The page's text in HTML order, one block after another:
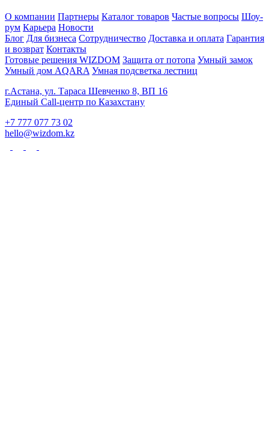
О компании Партнеры Каталог товаров Частые вопросы Шоу-
рум Карьера Новости
Блог Для бизнеса Сотрудничество Доставка и оплата Гарантия
и возврат Контакты
Готовые решения WIZDOM Защита от потопа Умный замок
Умный дом AQARA Умная подсветка лестниц
г.Астана, ул. Тараса Шевченко 8, ВП 16
Единый Call-центр по Казахстану
+7 777 077 73 02
hello@wizdom.kz